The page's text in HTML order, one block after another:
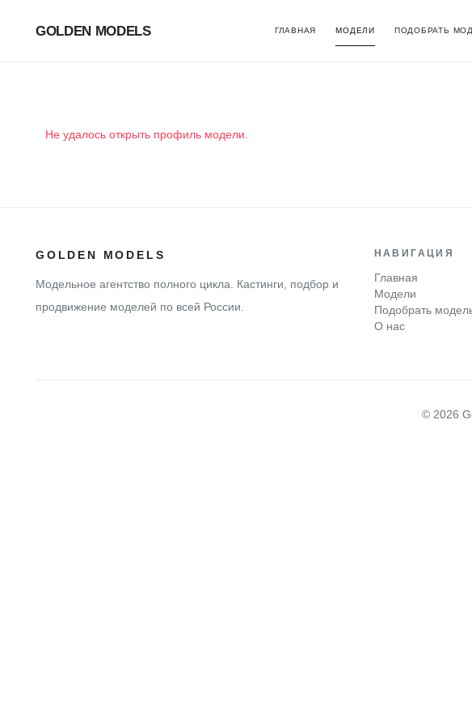
GOLDEN MODELS ГЛАВНАЯ МОДЕЛИ ПОДОБРАТЬ
Не удалось открыть профиль модели.
GOLDEN MODELS
Модельное агентство полного цикла. Кастинги, подбор и
продвижение моделей по всей России.
НАВИГАЦИЯ
Главная
Модели
Подобрать
О нас
© 2026